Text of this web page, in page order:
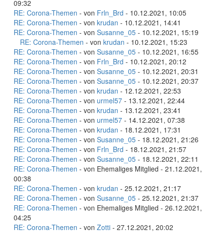
09:32
RE: Corona-Themen - von Frln_Brd - 10.12.2021, 10:05
RE: Corona-Themen - von krudan - 10.12.2021, 14:41
RE: Corona-Themen - von Susanne_05 - 10.12.2021, 15:19
RE: Corona-Themen - von krudan - 10.12.2021, 15:23
RE: Corona-Themen - von Susanne_05 - 10.12.2021, 16:55
RE: Corona-Themen - von Frln_Brd - 10.12.2021, 20:12
RE: Corona-Themen - von Susanne_05 - 10.12.2021, 20:31
RE: Corona-Themen - von Susanne_05 - 10.12.2021, 20:37
RE: Corona-Themen - von krudan - 12.12.2021, 22:53
RE: Corona-Themen - von urmel57 - 13.12.2021, 22:44
RE: Corona-Themen - von krudan - 13.12.2021, 23:41
RE: Corona-Themen - von urmel57 - 14.12.2021, 07:38
RE: Corona-Themen - von krudan - 18.12.2021, 17:31
RE: Corona-Themen - von Susanne_05 - 18.12.2021, 21:26
RE: Corona-Themen - von Frln_Brd - 18.12.2021, 21:57
RE: Corona-Themen - von Susanne_05 - 18.12.2021, 22:11
RE: Corona-Themen - von Ehemaliges Mitglied - 21.12.2021,
00:38
RE: Corona-Themen - von krudan - 25.12.2021, 21:17
RE: Corona-Themen - von Susanne_05 - 25.12.2021, 21:37
RE: Corona-Themen - von Ehemaliges Mitglied - 26.12.2021,
04:25
RE: Corona-Themen - von Zotti - 27.12.2021, 20:02